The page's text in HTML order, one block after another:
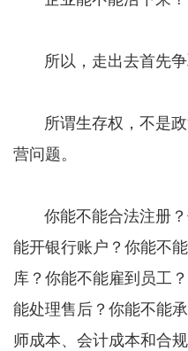
所以，走出去首先争
所谓生存权，不是政
营问题。
你能不能合法注册？
能开银行账户？你能不
库？你能不能雇到员工
能处理售后？你能不能
师成本、会计成本和合